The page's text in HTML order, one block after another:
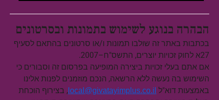
הבהרה בנוגע לשימוש בתמונות ובסרטונים
בכתבות באתר זה שולבו תמונות ו/או סרטונים בהתאם לסעיף
27א לחוק זכויות יוצרים, התשס"ח–2007.
אם אתם בעלי זכויות ביצירה המופיעה בפרסום זה וסבורים כי
השימוש בה נעשה ללא הרשאה, הנכם מוזמנים לפנות אלינו
באמצעות דוא"ל local@givatayimplus.co.il , בצירוף הוכחת